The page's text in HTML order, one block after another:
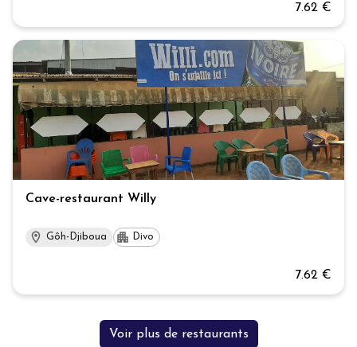
7.62 €
Cave-restaurant Willy
Gôh-Djiboua Divo
7.62 €
Voir plus de restaurants